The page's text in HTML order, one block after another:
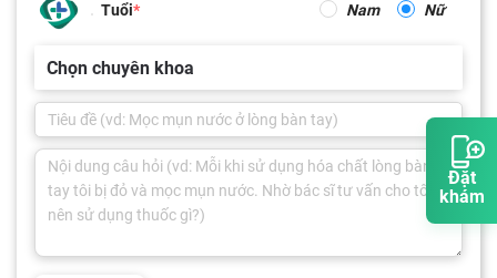
Đặt
khám
Tuổi Nam Nữ
Chọn chuyên khoa